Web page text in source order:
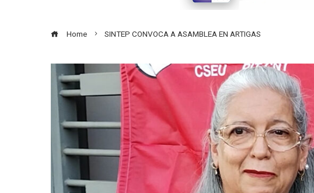
Home SINTEP CONVOCA A ASAMBLEA EN ARTIGAS